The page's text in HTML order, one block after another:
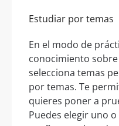
Estudiar por temas
En el modo de
conocimiento
selecciona temas
por temas. Te
quieres poner a
Puedes elegir uno